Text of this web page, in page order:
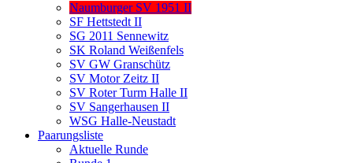
Naumburger SV 1951 II
SF Hettstedt II
SG 2011 Sennewitz
SK Roland Weißenfels
SV GW Granschütz
SV Motor Zeitz II
SV Roter Turm Halle II
SV Sangerhausen II
WSG Halle-Neustadt
Paarungsliste
Aktuelle Runde